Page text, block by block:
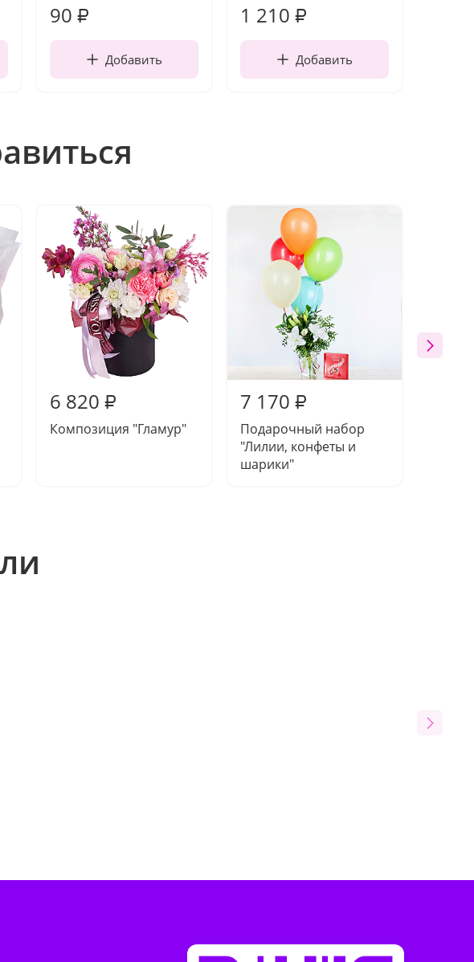
90 ₽
Добавить
1 210 ₽
Добавить
6 820 ₽
Композиция "Гламур"
7 170 ₽
Подарочный набор
"Лилии, конфеты и
шарики"